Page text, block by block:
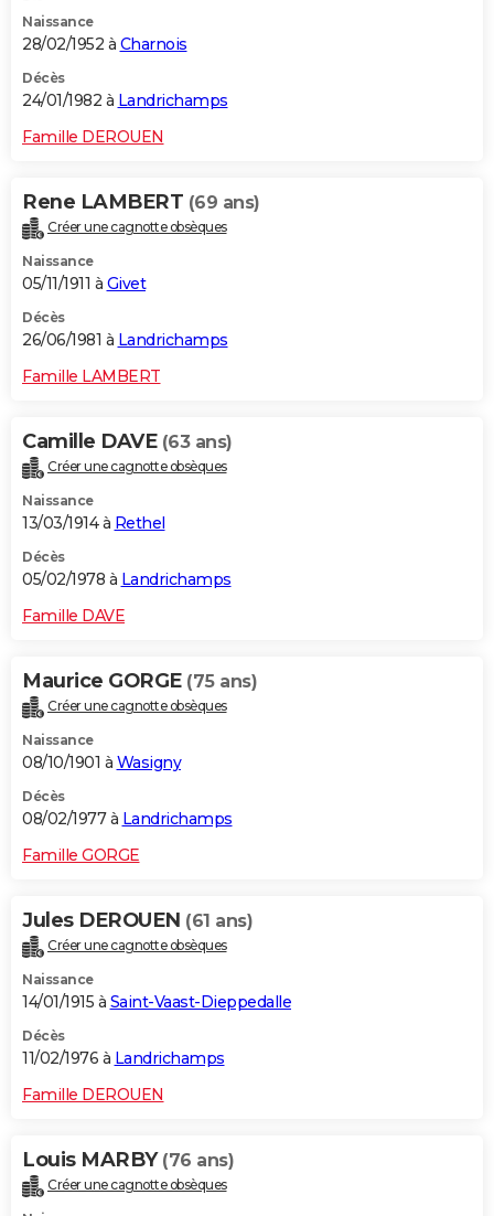
Naissance
28/02/1952 à Charnois
Décès
24/01/1982 à Landrichamps
Famille DEROUEN
Rene LAMBERT (69 ans)
Créer une cagnotte obsèques
Naissance
05/11/1911 à Givet
Décès
26/06/1981 à Landrichamps
Famille LAMBERT
Camille DAVE (63 ans)
Créer une cagnotte obsèques
Naissance
13/03/1914 à Rethel
Décès
05/02/1978 à Landrichamps
Famille DAVE
Maurice GORGE (75 ans)
Créer une cagnotte obsèques
Naissance
08/10/1901 à Wasigny
Décès
08/02/1977 à Landrichamps
Famille GORGE
Jules DEROUEN (61 ans)
Créer une cagnotte obsèques
Naissance
14/01/1915 à Saint-Vaast-Dieppedalle
Décès
11/02/1976 à Landrichamps
Famille DEROUEN
Louis MARBY (76 ans)
Créer une cagnotte obsèques